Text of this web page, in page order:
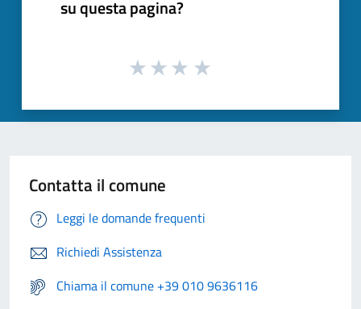
su questa pagina?
Contatta il comune
Leggi le domande frequenti
Richiedi Assistenza
Chiama il comune +39 010 9636116